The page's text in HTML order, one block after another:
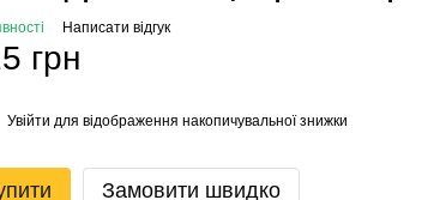
Написати відгук
грн
Увійти для відображення накопичувальної знижки
Замовити швидко